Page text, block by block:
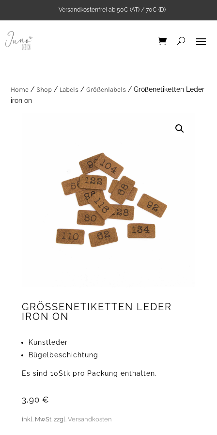
Versandkostenfrei ab 50€ (AT) / 70€ (D)
Home / Shop / Labels /Größenlabels / Größenetiketten Leder
iron on
GRÖSSENETIKETTEN LEDER I
RON ON
Kunstleder
Bügelbeschichtung
Es sind 10Stk pro Packung enthalten.
3,90 €
inkl. MwSt. zzgl. Versandkosten